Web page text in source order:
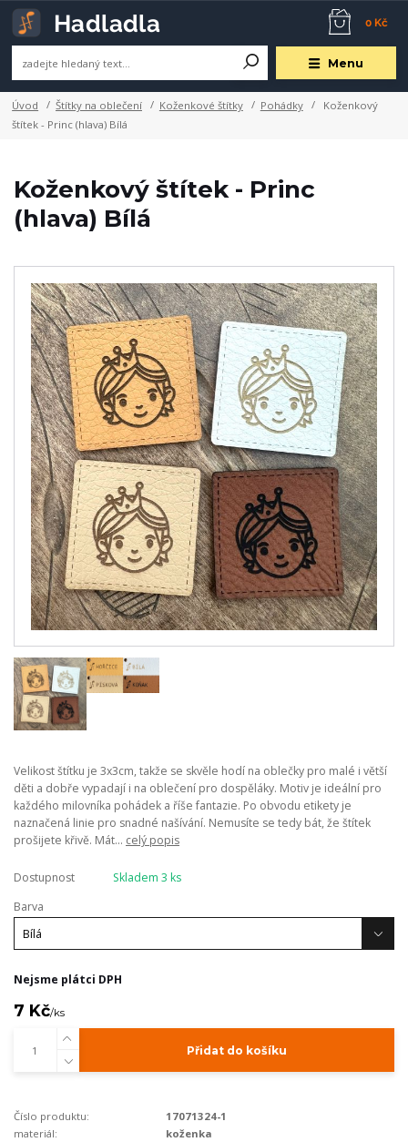
Menu
0 Kč
Úvod Štítky na oblečení Koženkové štítky Pohádky
Koženkový
štítek - Princ (hlava) Bílá
Koženkový štítek - Princ
(hlava) Bílá
Velikost štítku je 3x3cm, takže se skvěle hodí na oblečky pro malé i větší
děti a dobře vypadají i na oblečení pro dospěláky. Motiv je ideální pro
každého milovníka pohádek a říše fantazie. Po obvodu etikety je
naznačená linie pro snadné našívání. Nemusíte se tedy bát, že štítek
prošijete křivě. Mát... celý popis
Dostupnost
Skladem 3 ks
Barva
Nejsme plátci DPH
7 Kč/ks
Přidat do košíku
Číslo produktu:
17071324-1
materiál:
koženka